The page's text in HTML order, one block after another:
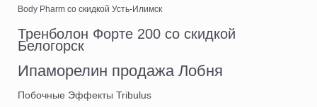
Body Pharm со скидкой Усть-Илимск
Тренболон Форте 200 со скидкой
Белогорск
Ипаморелин продажа Лобня
Побочные Эффекты Tribulus